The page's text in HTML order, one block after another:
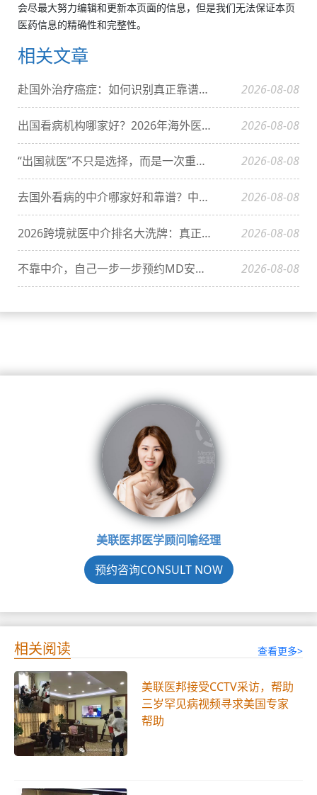
会尽最大努力编辑和更新本页面的信息，但是我们无法保证本页
医药信息的精确性和完整性。
相关文章
赴国外治疗癌症：如何识别真正靠谱的备案中介？深度解析美联医邦与行业生态 2026-08-08
出国看病机构哪家好？2026年海外医疗服务机构深度分析 2026-08-08
“出国就医”不只是选择，而是一次重生的机会：费用、路径与真实效果全解 2026-08-08
去国外看病的中介哪家好和靠谱？中国患者家庭必须明白的3件事 2026-08-08
2026跨境就医中介排名大洗牌：真正能预约美国顶级专家的机构，还剩几家？ 2026-08-08
不靠中介，自己一步一步预约MD安德森癌症中心（中国患者DIY全攻略） 2026-08-08
美联医邦医学顾问喻经理
预约咨询CONSULT NOW
相关阅读 查看更多>
美联医邦接受CCTV采访，帮助
三岁罕见病视频寻求美国专家
帮助